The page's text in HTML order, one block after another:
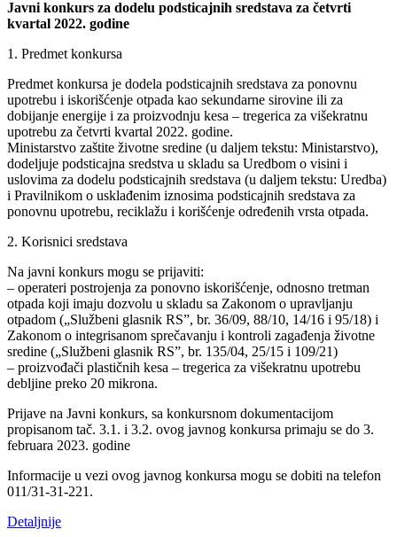
Javni konkurs za dodelu podsticajnih sredstava za četvrti
kvartal 2022. godine
1. Predmet konkursa
Predmet konkursa je dodela podsticajnih sredstava za ponovnu
upotrebu i iskorišćenje otpada kao sekundarne sirovine ili za
dobijanje energije i za proizvodnju kesa – tregerica za višekratnu
upotrebu za četvrti kvartal 2022. godine.
Ministarstvo zaštite životne sredine (u daljem tekstu: Ministarstvo),
dodeljuje podsticajna sredstva u skladu sa Uredbom o visini i
uslovima za dodelu podsticajnih sredstava (u daljem tekstu: Uredba)
i Pravilnikom o usklađenim iznosima podsticajnih sredstava za
ponovnu upotrebu, reciklažu i korišćenje određenih vrsta otpada.
2. Korisnici sredstava
Na javni konkurs mogu se prijaviti:
– operateri postrojenja za ponovno iskorišćenje, odnosno tretman
otpada koji imaju dozvolu u skladu sa Zakonom o upravljanju
otpadom („Službeni glasnik RS”, br. 36/09, 88/10, 14/16 i 95/18) i
Zakonom o integrisanom sprečavanju i kontroli zagađenja životne
sredine („Službeni glasnik RS”, br. 135/04, 25/15 i 109/21)
– proizvođači plastičnih kesa – tregerica za višekratnu upotrebu
debljine preko 20 mikrona.
Prijave na Javni konkurs, sa konkursnom dokumentacijom
propisanom tač. 3.1. i 3.2. ovog javnog konkursa primaju se do 3.
februara 2023. godine
Informacije u vezi ovog javnog konkursa mogu se dobiti na telefon
011/31-31-221.
Detaljnije